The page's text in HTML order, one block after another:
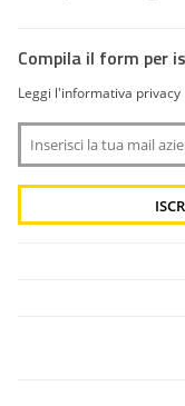
Compila il form per
Leggi l'informativa privacy